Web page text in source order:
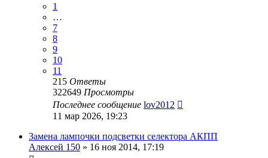
1
…
7
8
9
10
11
215 Ответы
322649 Просмотры
Последнее сообщение lov2012
11 мар 2026, 19:23
Замена лампочки подсветки селектора АКПП
Алексей 150 » 16 ноя 2014, 17:19